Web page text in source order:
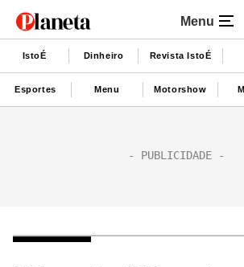
Menu
IstoÉ Dinheiro Revista IstoÉ
Esportes Menu Motorshow